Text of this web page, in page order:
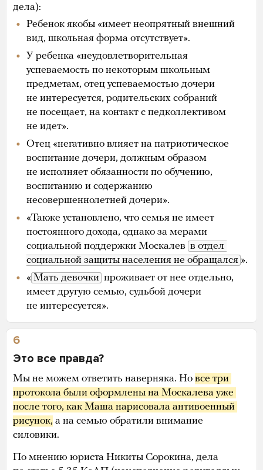
дела):
Ребенок якобы «имеет неопрятный внешний
вид, школьная форма отсутствует».
У ребенка «неудовлетворительная
успеваемость по некоторым школьным
предметам, отец успеваемостью дочери
не интересуется, родительских собраний
не посещает, на контакт с педколлективом
не идет».
Отец «негативно влияет на патриотическое
воспитание дочери, должным образом
не исполняет обязанности по обучению,
воспитанию и содержанию
несовершеннолетней дочери».
«Также установлено, что семья не имеет
постоянного дохода, однако за мерами
социальной поддержки Москалев в отдел
социальной защиты населения не обращался ».
« Мать девочки проживает от нее отдельно,
имеет другую семью, судьбой дочери
не интересуется».
6
Это все правда?
Мы не можем ответить наверняка. Но все три
протокола были оформлены на Москалева уже
после того, как Маша нарисовала антивоенный
рисунок, а на семью обратили внимание
силовики.
По мнению юриста Никиты Сорокина, дела